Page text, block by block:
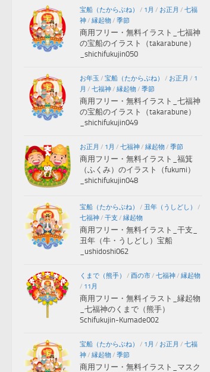
宝船（たからぶね） / 1月 / お正月 / 七福
神 / 縁起物 / 季節
商用フリー・無料イラスト_七福神
の宝船のイラスト（takarabune）
_shichifukujin050
お年玉 / 宝船（たからぶね） / お正月 / 1
月 / 七福神 / 縁起物 / 季節
商用フリー・無料イラスト_七福神
の宝船のイラスト（takarabune）
_shichifukujin049
お正月 / 1月 / 七福神 / 縁起物 / 季節
商用フリー・無料イラスト_福箕
（ふくみ）のイラスト（fukumi）
_shichifukujin048
宝船（たからぶね） / 丑年（うしどし）
/
七福神 / 干支 / 縁起物
商用フリー・無料イラスト_干支_
丑年（牛・うしどし）宝船
_ushidoshi062
くまで（熊手） / 酉の市 / 七福神 / 縁起物
/ 11月
商用フリー・無料イラスト_縁起物
_七福神のくまで（熊手）
Schifukujin-Kumade002
宝船（たからぶね） / 1月 / お正月 / 七福
神 / 縁起物 / 季節
商用フリー・無料イラスト_マスク